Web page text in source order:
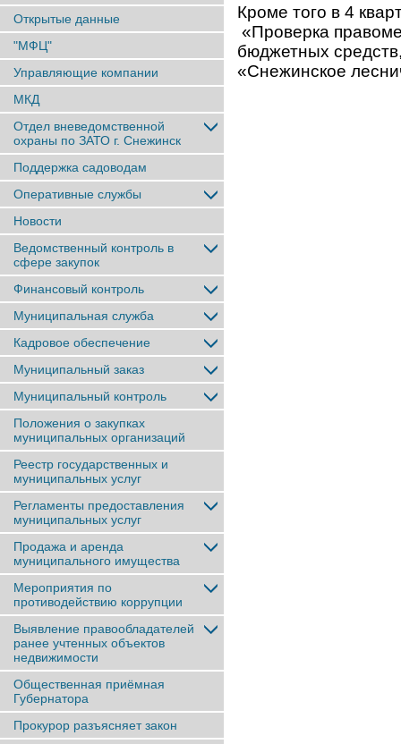
Открытые данные
"МФЦ"
Управляющие компании
МКД
Отдел вневедомственной
охраны по ЗАТО г. Снежинск
Поддержка садоводам
Оперативные службы
Новости
Ведомственный контроль в
сфере закупок
Финансовый контроль
Муниципальная служба
Кадровое обеспечение
Муниципальный заказ
Муниципальный контроль
Положения о закупках
муниципальных организаций
Реестр государственных и
муниципальных услуг
Регламенты предоставления
муниципальных услуг
Продажа и аренда
муниципального имущества
Мероприятия по
противодействию коррупции
Выявление правообладателей
ранее учтенныx объектов
недвижимости
Общественная приёмная
Губернатора
Прокурор разъясняет закон
Кроме того в 4
«Проверка
бюджетных
«Снежинское